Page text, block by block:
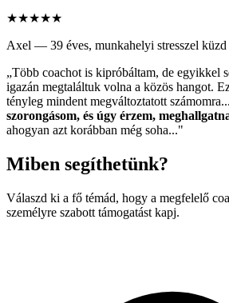
★★★★★
Axel — 39 éves, munkahelyi stresszel küzd
„Több coachot is kipróbáltam, de egyikkel
igazán megtaláltuk volna a közös hangot.
tényleg mindent megváltoztatott számomra...
szorongásom, és úgy érzem,
ahogyan azt korábban még soha..."
Miben segíthetünk?
Válaszd ki a fő témád, hogy a megfelelő
személyre szabott támogatást kapj.